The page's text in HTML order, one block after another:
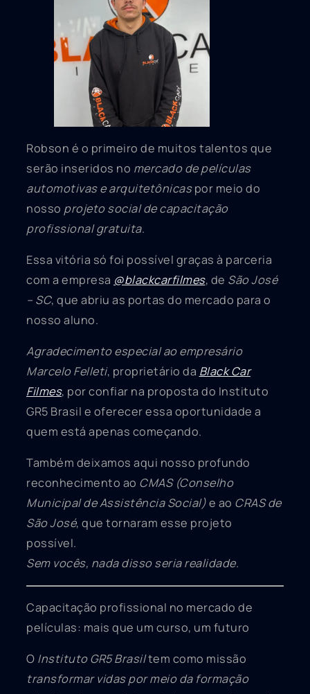
Robson é o primeiro de muitos talentos que
serão inseridos no mercado de películas
automotivas e arquitetônicaspor meio do
nosso projeto social de capacitação
profissional gratuita.
Essa vitória só foi possível graças à parceria
com a empresa @blackcarfilmes, de São José
– SC, que abriu as portas do mercado para o
nosso aluno.
Agradecimento especial ao empresário
Marcelo Felleti, proprietário da Black Car
Filmes, por confiar na proposta do Instituto
GR5 Brasil e oferecer essa oportunidade a
quem está apenas começando.
Também deixamos aqui nosso profundo
reconhecimento ao CMAS (Conselho
Municipal de Assistência Social)e ao CRAS de
São José, que tornaram esse projeto
possível.
Sem vocês, nada disso seria realidade.
Capacitação profissional no mercado de
películas: mais que um curso, um futuro
O Instituto GR5 Brasiltem como missão
transformar vidas por meio da formação